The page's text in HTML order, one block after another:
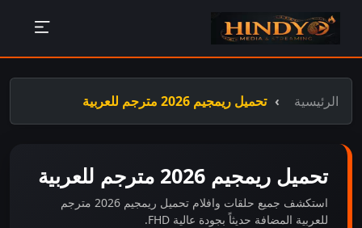
الرئيسية تحميل ريمجيم 2026 مترجم للعربية
تحميل ريمجيم 2026 مترجم للعربية
استكشف جميع حلقات وافلام تحميل ريمجيم 2026 مترجم
للعربية المضافة حديثاً بجودة عالية FHD.